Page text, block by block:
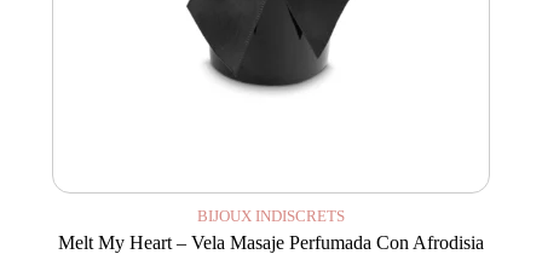
BIJOUX INDISCRETS
Melt My Heart – Vela Masaje Perfumada Con Afrodisia